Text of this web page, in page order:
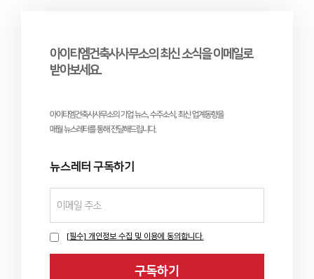
아이티엠건축사사무소의 최신 소식을 이메일로
받아보세요.
아이티엠건축사사무소의 기업 뉴스, 수주소식, 최신 업계동향을
매월 뉴스레터를 통해 전달해드립니다.
뉴스레터 구독하기
[필수] 개인정보 수집 및 이용에 동의합니다.
구독하기